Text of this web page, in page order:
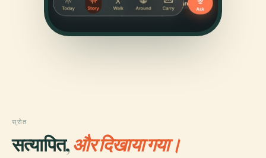
स्रोत
सत्यापित,और दिखाया गया।